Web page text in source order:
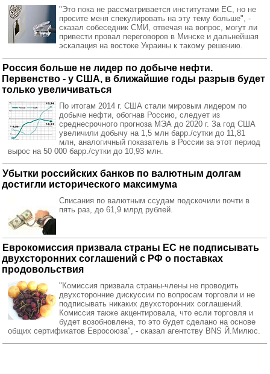
"Это пока не рассматривается институтами ЕС, но не
просите меня спекулировать на эту тему больше", -
сказал собеседник СМИ, отвечая на вопрос, могут ли
привести провал переговоров в Минске и дальнейшая
эскалация на востоке Украины к такому решению.
Россия больше не лидер по добыче нефти.
Первенство - у США, в ближайшие годы разрыв будет
только увеличиваться
По итогам 2014 г. США стали мировым лидером по
добыче нефти, обогнав Россию, следует из
среднесрочного прогноза МЭА до 2020 г. За год США
увеличили добычу на 1,5 млн барр./сутки до 11,81
млн, аналогичный показатель в России за этот период
вырос на 50 000 барр./сутки до 10,93 млн.
Убытки российских банков по валютным долгам
достигли исторического максимума
Списания по валютным ссудам подскочили почти в
пять раз, до 61,9 млрд рублей.
Еврокомиссия призвала страны ЕС не подписывать
двухсторонних соглашений с РФ о поставках
продовольствия
"Комиссия призвала страны-члены не проводить
двухсторонние дискуссии по вопросам торговли и не
подписывать никаких двухсторонних соглашений.
Комиссия также акцентировала, что если торговля и
будет возобновлена, то это будет сделано на основе
общих сертификатов Евросоюза", - сказал агентству BNS Й.Милюс.